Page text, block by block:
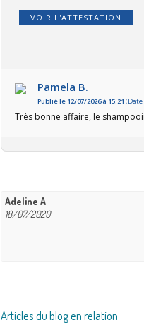
VOIR L'ATTESTATION
Pamela B.
Publié le 12/07/2026 à 15:21 (Date
Très bonne affaire, le
Adeline A
18/07/2020
Articles du blog en relation